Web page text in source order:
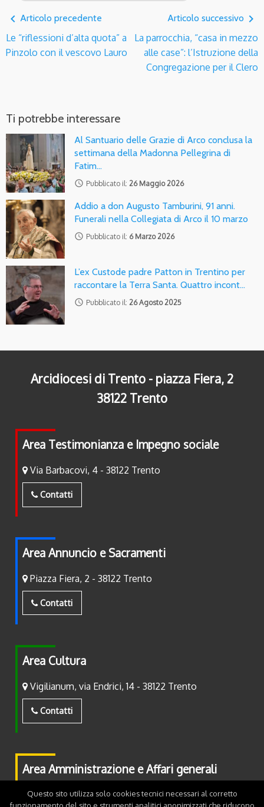
navigate_before Articolo precedente
Le “riflessioni d’alta quota” a
Pinzolo con il vescovo Lauro
Articolo successivo navigate_next
La parrocchia, “casa in mezzo
alle case”: l’Istruzione della
Congregazione per il Clero
Ti potrebbe interessare
Al Santuario delle Grazie di Arco conclusa la
settimana della Madonna Pellegrina di
Fatim…
access_time Pubblicato il: 26 Maggio 2026
Addio a don Augusto Tamburini, 91 anni.
Funerali nella Collegiata di Arco il 10 marzo
access_time Pubblicato il: 6 Marzo 2026
L’ex Custode padre Patton in Trentino per
raccontare la Terra Santa. Quattro incont…
access_time Pubblicato il: 26 Agosto 2025
Arcidiocesi di Trento - piazza Fiera, 2
38122 Trento
Area Testimonianza e Impegno sociale
Via Barbacovi, 4 - 38122 Trento
Contatti
Area Annuncio e Sacramenti
Piazza Fiera, 2 - 38122 Trento
Contatti
Area Cultura
Vigilianum, via Endrici, 14 - 38122 Trento
Contatti
Area Amministrazione e Affari generali
Piazza Fiera, 2 - 38122 Trento
Questo sito utilizza solo cookies tecnici necessari al corretto
funzionamento del sito e strumenti analitici anonimizzati che riducono